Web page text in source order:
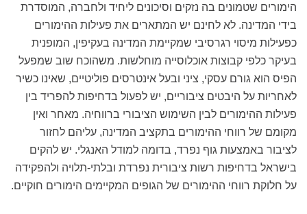
הימורים שטמונים בה נזקים וסיכונים ליחיד ולחברה, המוסדרת
בידי המדינה. לא לחינם יש המתארים את פעילות ההימורים
כפעילות מיסוי רגרסיבי שמקיימת המדינה בעקיפין, המופנית
בעיקר כלפי קבוצות אוכלוסייה מוחלשות. משהוכח שוב שמפעל
הפיס הוא גורם עסקי, ציני ובעל אינטרסים פוליטיים, שאינו כשיר
לאחריות על היבטים ציבוריים, יש לפעול בדחיפות להפריד בין
פעילות ההימורים לבין השימוש הציבורי ברווחיה. מאחר ואין
מקומם של רווחי ההימורים בתקציב המדינה, עליהם לחזור
לציבור באמצעות גוף נפרד, בדומה למודל האנגלי. יש להקים
בישראל בדחיפות רשות ציבורית נפרדת ובלתי-תלויה ולהפקידה
על חלוקת רווחי ההימורים של הגופים המקיימים הימורים חוקיים.